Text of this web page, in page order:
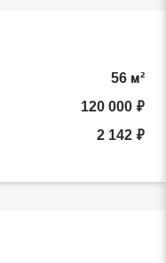
56 м²
120 000 ₽
2 142 ₽